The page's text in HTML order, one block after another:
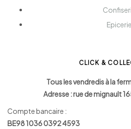
Epicerie
CLICK &
Tous les vendredis à la
Adresse : rue de mignault
Compte bancaire :
BE98 1036 0392 4593